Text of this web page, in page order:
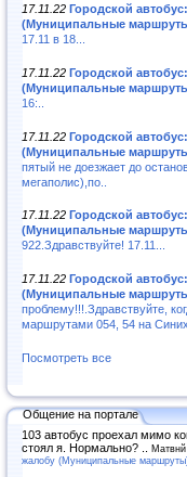
17.11.22 Городской
(Муниципальные
17.11 в 18...
17.11.22 Городской
(Муниципальные
16:..
17.11.22 Городской
(Муниципальные
пятый не доезжает до
мегаполис),по..
17.11.22 Городской
(Муниципальные
922.Здравствуйте! 17.11...
17.11.22 Городской
(Муниципальные
проблему!!!.Здравствуйте,
маршрутами 054, 54 на
Посмотреть все
Общение на портале
103 автобус проехал мимо
стоял я. Нормально? ..
жалобу (Муниципальные